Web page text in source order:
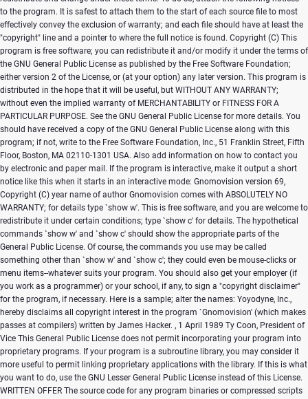
Copyright (C) This
program is free software; you can redistribute it and/or modify it under the terms of
the GNU General Public License as published by the Free Software Foundation;
either version 2 of the License, or (at your option) any later version. This program is
distributed in the hope that it will be useful, but WITHOUT ANY WARRANTY;
without even the implied warranty of MERCHANTABILITY or FITNESS FOR A
PARTICULAR PURPOSE. See the GNU General Public License for more details. You
should have received a copy of the GNU General Public License along with this
program; if not, write to the Free Software Foundation, Inc., 51 Franklin Street, Fifth
Floor, Boston, MA 02110-1301 USA. Also add information on how to contact you
by electronic and paper mail. If the program is interactive, make it output a short
notice like this when it starts in an interactive mode: Gnomovision version 69,
Copyright (C) year name of author Gnomovision comes with ABSOLUTELY NO
WARRANTY; for details type `show w'. This is free software, and you are welcome to
redistribute it under certain conditions; type `show c' for details. The hypothetical
commands `show w' and `show c' should show the appropriate parts of the
General Public License. Of course, the commands you use may be called
something other than `show w' and `show c'; they could even be mouse-clicks or
menu items--whatever suits your program. You should also get your employer (if
you work as a programmer) or your school, if any, to sign a "copyright disclaimer"
for the program, if necessary. Here is a sample; alter the names: Yoyodyne, Inc.,
hereby disclaims all copyright interest in the program `Gnomovision' (which makes
passes at compilers) written by James Hacker. , 1 April 1989 Ty Coon, President of
Vice This General Public License does not permit incorporating your program into
proprietary programs. If your program is a subroutine library, you may consider it
more useful to permit linking proprietary applications with the library. If this is what
you want to do, use the GNU Lesser General Public License instead of this License.
WRITTEN OFFER The source code for any program binaries or compressed scripts